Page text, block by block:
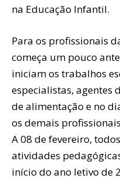
na Educação Infantil.
Para os profissionais
começa um pouco
iniciam os trabalhos
especialistas, agentes
de alimentação e no
os demais
A 08 de fevereiro,
atividades
início do ano letivo de